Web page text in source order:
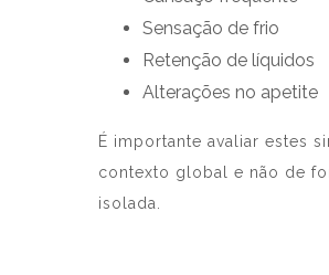
Sensação de frio
Retenção de líquidos
Alterações no apetite
É importante avaliar estes
contexto global e não de
isolada.